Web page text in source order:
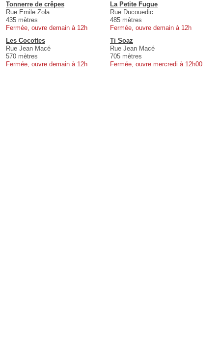
Tonnerre de crêpes
Rue Emile Zola
435 mètres
Fermée, ouvre demain à 12h
La Petite Fugue
Rue Ducouedic
485 mètres
Fermée, ouvre demain à 12h
Les Cocottes
Rue Jean Macé
570 mètres
Fermée, ouvre demain à 12h
Ti Soaz
Rue Jean Macé
705 mètres
Fermée, ouvre mercredi à 12h00